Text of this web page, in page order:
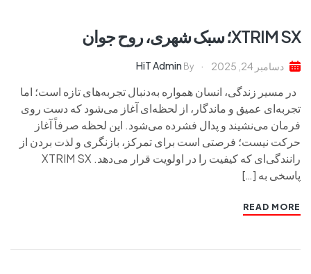
XTRIM SX؛ سبک شهری، روح جوان
دسامبر 24, 2025 By
HiT Admin
در مسیر زندگی، انسان همواره به‌دنبال تجربه‌های تازه است؛ اما
تجربه‌ای عمیق و ماندگار، از لحظه‌ای آغاز می‌شود که دست روی
فرمان می‌نشیند و پدال فشرده می‌شود. این لحظه صرفاً آغاز
حرکت نیست؛ فرصتی است برای تمرکز، بازنگری و لذت بردن از
رانندگی‌ای که کیفیت را در اولویت قرار می‌دهد. XTRIM SX
پاسخی به […]
READ MORE